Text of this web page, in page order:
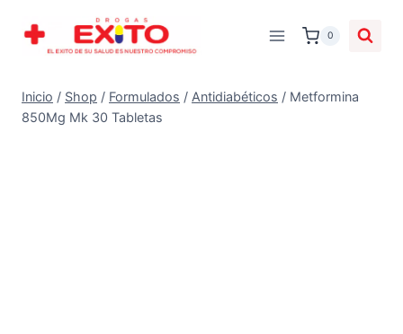
0
Inicio / Shop / Formulados / Antidiabéticos / Metformina
850Mg Mk 30 Tabletas